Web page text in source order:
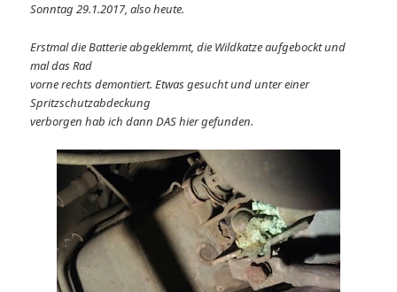
Sonntag 29.1.2017, also heute.
Erstmal die Batterie abgeklemmt, die Wildkatze aufgebockt und
mal das Rad
vorne rechts demontiert. Etwas gesucht und unter einer
Spritzschutzabdeckung
verborgen hab ich dann DAS hier gefunden.